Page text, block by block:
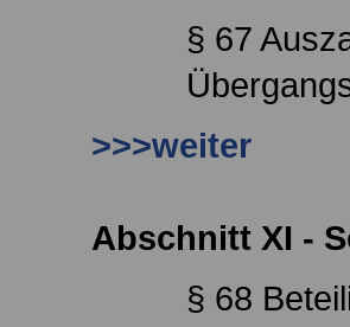
§ 67
>>>weiter
Abschnitt XI -
§ 68